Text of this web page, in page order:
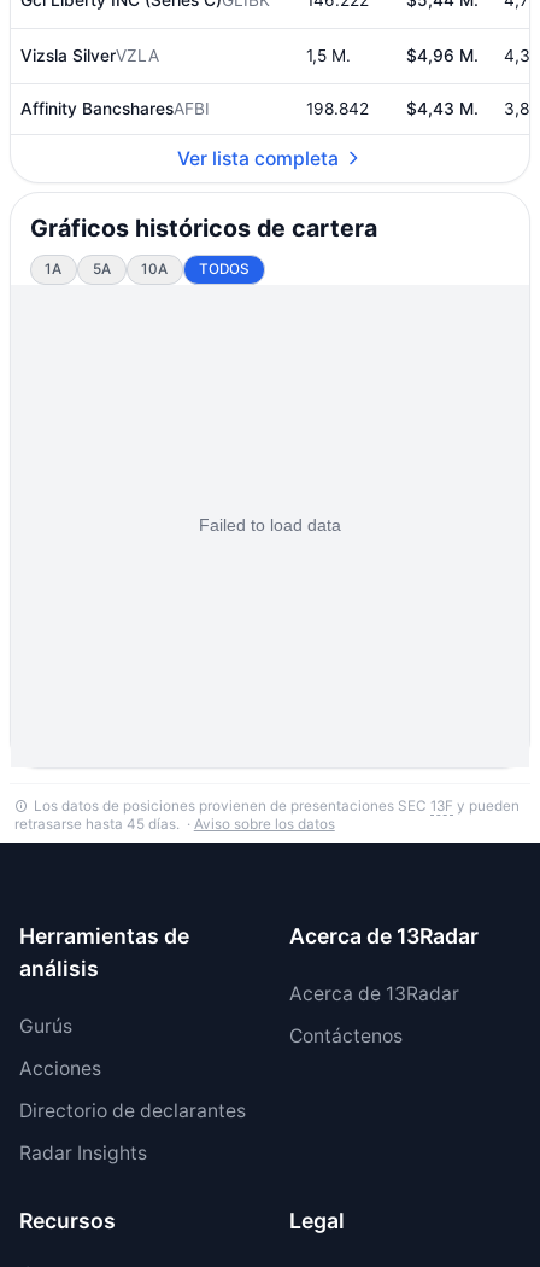
Vizsla SilverVZLA 1,5 M. $4,96 M.
Affinity BancsharesAFBI 198.842 $4,43 M.
Ver lista completa
Gráficos históricos de cartera
1A 5A 10A TODOS
Los datos de posiciones provienen de presentaciones SEC 13F y pueden
retrasarse hasta 45 días. · Aviso sobre los datos
Herramientas de
análisis
Gurús
Acciones
Directorio de declarantes
Radar Insights
Acerca de 13Radar
Acerca de 13Radar
Contáctenos
Recursos Legal